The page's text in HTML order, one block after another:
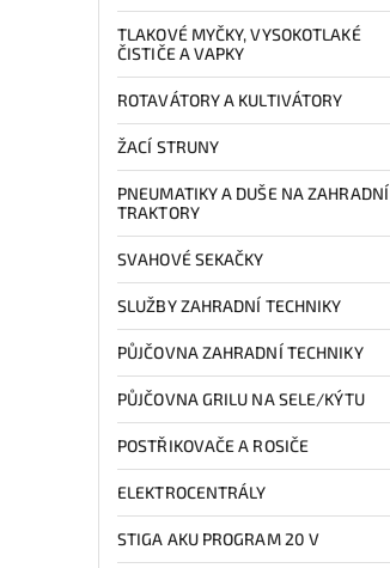
TLAKOVÉ MYČKY, VYSOKOTLAKÉ
ČISTIČE A VAPKY
ROTAVÁTORY A KULTIVÁTORY
ŽACÍ STRUNY
PNEUMATIKY A DUŠE NA ZAHRADNÍ
TRAKTORY
SVAHOVÉ SEKAČKY
SLUŽBY ZAHRADNÍ TECHNIKY
PŮJČOVNA ZAHRADNÍ TECHNIKY
PŮJČOVNA GRILU NA SELE/KÝTU
POSTŘIKOVAČE A ROSIČE
ELEKTROCENTRÁLY
STIGA AKU PROGRAM 20 V